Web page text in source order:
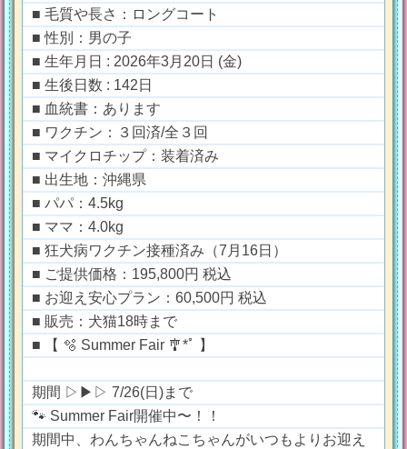
■ 毛質や長さ：ロングコート
■ 性別：男の子
■ 生年月日 : 2026年3月20日 (金)
■ 生後日数 : 142日
■ 血統書：あります
■ ワクチン：３回済/全３回
■ マイクロチップ：装着済み
■ 出生地：沖縄県
■ パパ：4.5kg
■ ママ：4.0kg
■ 狂犬病ワクチン接種済み（7月16日）
■ ご提供価格：195,800円 税込
■ お迎え安心プラン：60,500円 税込
■ 販売：犬猫18時まで
■ 【 🫧 Summer Fair 🎐*ﾟ 】
期間 ▷▶︎▷ 7/26(日)まで
🐾 Summer Fair開催中〜！！
期間中、わんちゃんねこちゃんがいつもよりお迎え